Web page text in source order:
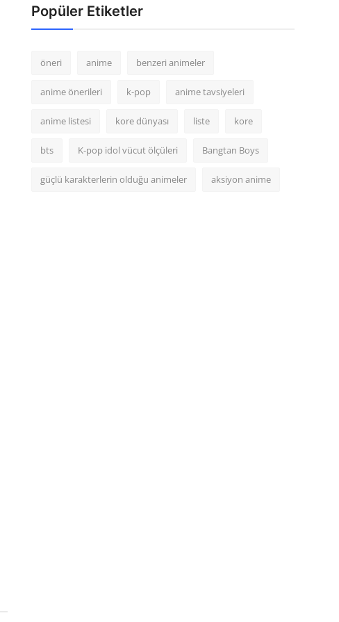
Popüler Etiketler
öneri anime benzeri animeler
anime önerileri k-pop anime tavsiyeleri
anime listesi kore dünyası liste kore
bts K-pop idol vücut ölçüleri Bangtan Boys
güçlü karakterlerin olduğu animeler aksiyon anime